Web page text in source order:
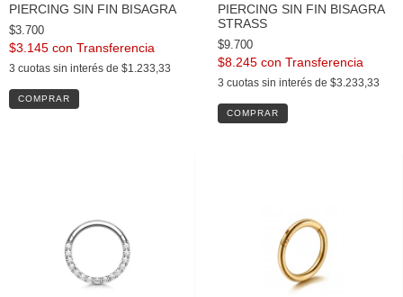
PIERCING SIN FIN BISAGRA
$3.700
$3.145 con
3 cuotas sin interés de $1.233,33
COMPRAR
PIERCING SIN FIN BISAGRA
STRASS
$9.700
$8.245 con
3 cuotas sin interés de $3.233,33
COMPRAR